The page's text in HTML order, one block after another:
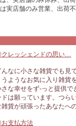
は実店舗のみ営業、出荷